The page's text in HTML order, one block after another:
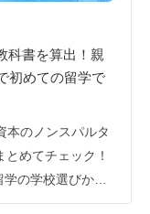
科書を算出！親
初めての留学で
本のノンスパルタ
めてチェック！
学の学校選びか